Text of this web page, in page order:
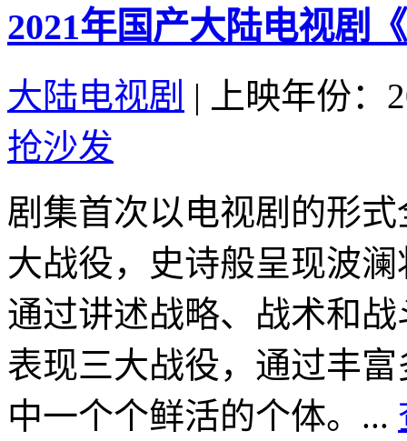
2021年国产大陆电视剧
大陆电视剧 |
上映年份：
抢沙发
剧集首次以电视剧的形
大战役，史诗般呈现波
通过讲述战略、战术和
表现三大战役，通过丰
中一个个鲜活的个体。...